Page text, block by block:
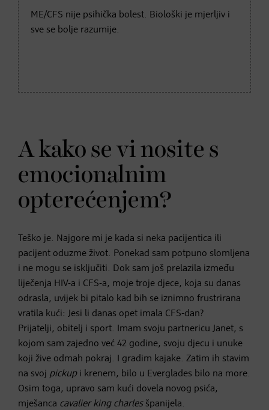
ME/CFS nije psihička bolest. Biološki je mjerljiv i
sve se bolje razumije.
A kako se vi nosite s
emocionalnim
opterećenjem?
Teško je. Najgore mi je kada si neka pacijentica ili
pacijent oduzme život. Ponekad sam potpuno slomljena
i ne mogu se isključiti. Dok sam još prelazila između
liječenja HIV-a i CFS-a, moje troje djece, koja su danas
odrasla, uvijek bi pitalo kad bih se iznimno frustrirana
vratila kući: Jesi li danas opet imala CFS-dan?
Prijatelji, obitelj i sport. Imam svoju partnericu Janet, s
kojom sam zajedno već 42 godine, svoju djecu i unuke
koji žive odmah pokraj. I gradim kajake. Zatim ih stavim
na svoj pickup i krenem, bilo u Everglades bilo na more.
Osim toga, upravo sam kući dovela novog psića,
mješanca cavalier king charlesšpanijela.